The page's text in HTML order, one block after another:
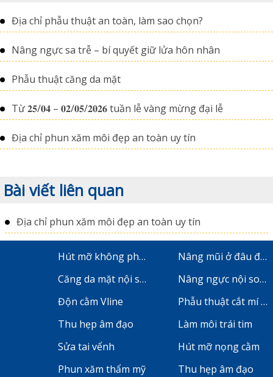
Địa chỉ phẫu thuật an toàn, làm sao chọn?
Nâng ngực sa trễ – bí quyết giữ lửa hôn nhân
Phẫu thuật căng da mặt
Từ 𝟐𝟓/𝟎𝟒 – 𝟎𝟐/𝟎𝟓/𝟐𝟎𝟐𝟔 tuần lễ vàng mừng đại lễ
Địa chỉ phun xăm môi đẹp an toàn uy tín
Bài viết liên quan
Địa chỉ phun xăm môi đẹp an toàn uy tín
Hút mỡ không phẫu thuật
Căng da mặt nội soi
Độn cằm Vline
Thu hẹp âm đạo
Sửa tai vểnh
Nâng mũi ở đâu đẹp
Nâng ngực nội soi
Phẫu thuật cắt mí
Làm môi trái tim
Hút mỡ nọng cằm
Phun xăm thẩm mỹ
Thu hẹp âm đạo